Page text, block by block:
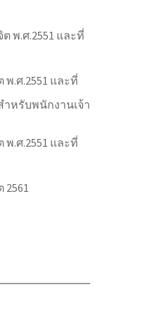
พ.ศ.2551 และที่
.ศ.2551 และที่
ำหรับพนักงานเจ้า
.ศ.2551 และที่